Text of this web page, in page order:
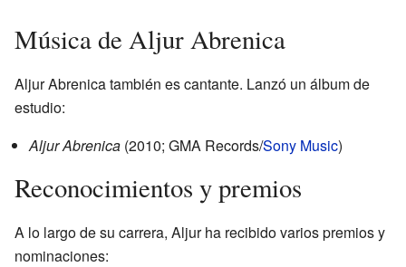
Música de Aljur Abrenica
Aljur Abrenica también es cantante. Lanzó un álbum de
estudio:
Aljur Abrenica (2010; GMA Records/Sony Music)
Reconocimientos y premios
A lo largo de su carrera, Aljur ha recibido varios premios y
nominaciones: